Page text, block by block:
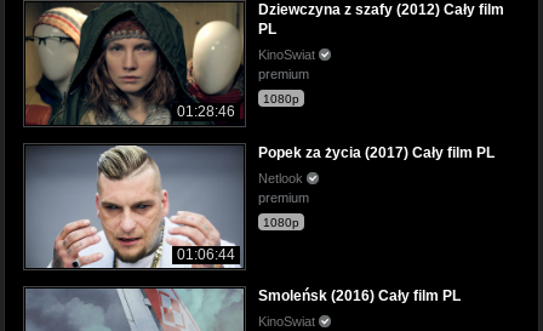
01:28:46
Dziewczyna z szafy (2012) Cały film
PL
KinoSwiat
premium
1080p
01:06:44
Popek za życia (2017) Cały film PL
Netlook
premium
1080p
Smoleńsk (2016) Cały film PL
KinoSwiat